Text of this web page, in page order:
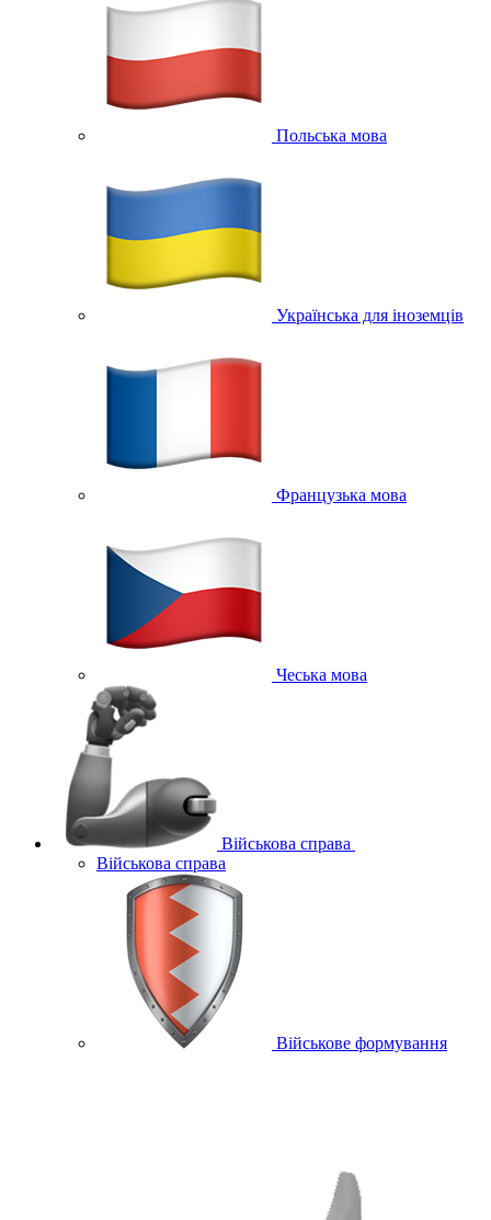
Польська мова
Українська для іноземців
Французька мова
Чеська мова
Військова справа
Військова справа
Військове формування